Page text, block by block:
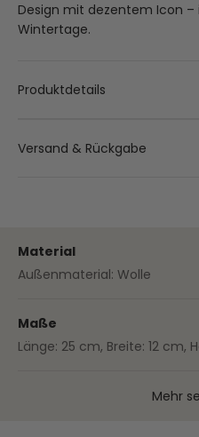
Design mit dezentem Icon
Wintertage.
Produktdetails
Versand & Rückgabe
Material
Außenmaterial: Wolle
Maße
Länge: 25 cm, Breite: 12 cm,
Mehr